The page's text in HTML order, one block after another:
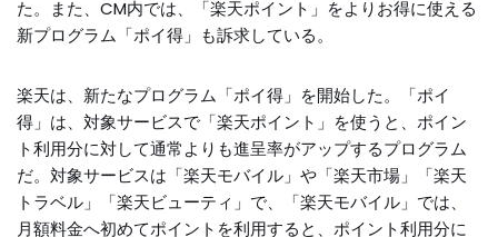
た。また、CM内では、「楽天ポイント」をよりお得に使える
新プログラム「ポイ得」も訴求している。
楽天は、新たなプログラム「ポイ得」を開始した。「ポイ
得」は、対象サービスで「楽天ポイント」を使うと、ポイン
ト利用分に対して通常よりも進呈率がアップするプログラム
だ。対象サービスは「楽天モバイル」や「楽天市場」「楽天
トラベル」「楽天ビューティ」で、「楽天モバイル」では、
月額料金へ初めてポイントを利用すると、ポイント利用分に